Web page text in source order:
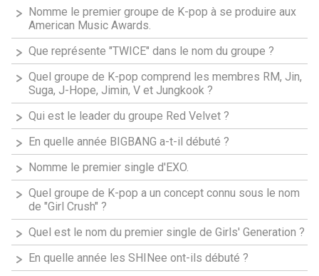
Nomme le premier groupe de K-pop à se produire aux
American Music Awards.
Que représente "TWICE" dans le nom du groupe ?
Quel groupe de K-pop comprend les membres RM, Jin,
Suga, J-Hope, Jimin, V et Jungkook ?
Qui est le leader du groupe Red Velvet ?
En quelle année BIGBANG a-t-il débuté ?
Nomme le premier single d'EXO.
Quel groupe de K-pop a un concept connu sous le nom
de "Girl Crush" ?
Quel est le nom du premier single de Girls' Generation ?
En quelle année les SHINee ont-ils débuté ?